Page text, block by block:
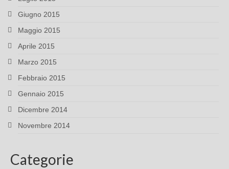
Giugno 2015
Maggio 2015
Aprile 2015
Marzo 2015
Febbraio 2015
Gennaio 2015
Dicembre 2014
Novembre 2014
Categorie